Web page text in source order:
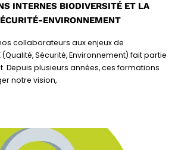
INTERNES BIODIVERSITÉ ET LA
ENVIRONNEMENT
collaborateurs aux enjeux de
Sécurité, Environnement) fait partie
Depuis plusieurs années, ces formations
notre vision,